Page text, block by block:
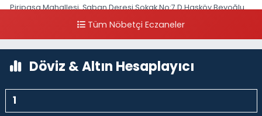
Piripaşa Mahallesi, Şaban Deresi Sokak No:7 D Hasköy Beyoğlu
Tüm Nöbetçi Eczaneler
Döviz & Altın Hesaplayıcı